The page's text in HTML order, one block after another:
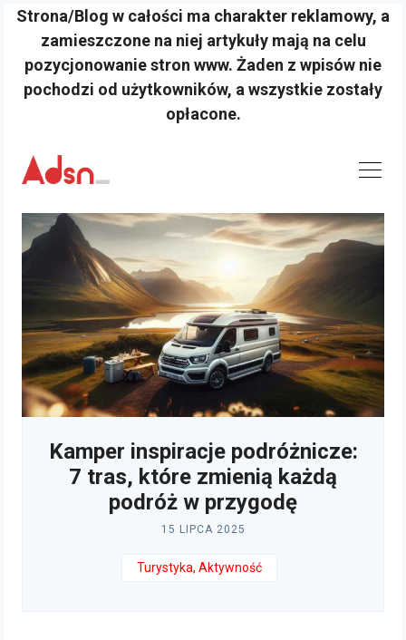
Strona/Blog w całości ma charakter reklamowy, a
zamieszczone na niej artykuły mają na celu
pozycjonowanie stron www. Żaden z wpisów nie
pochodzi od użytkowników, a wszystkie zostały
opłacone.
content
Kamper inspiracje podróżnicze:
7 tras, które zmienią każdą
podróż w przygodę
15 LIPCA 2025
Turystyka, Aktywność